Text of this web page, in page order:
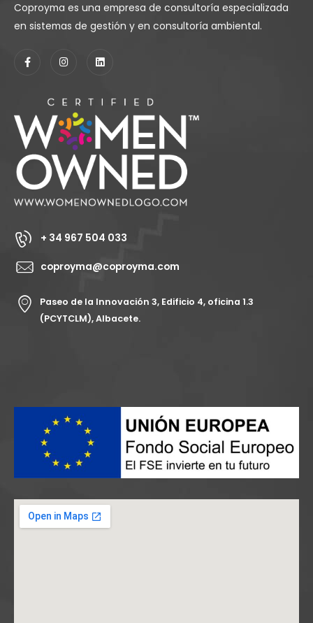
Coproyma es una empresa de consultoría especializada
en sistemas de gestión y en consultoría ambiental.
+ 34 967 504 033
coproyma@coproyma.com
Paseo de la Innovación 3, Edificio 4, oficina 1.3
(PCYTCLM), Albacete.